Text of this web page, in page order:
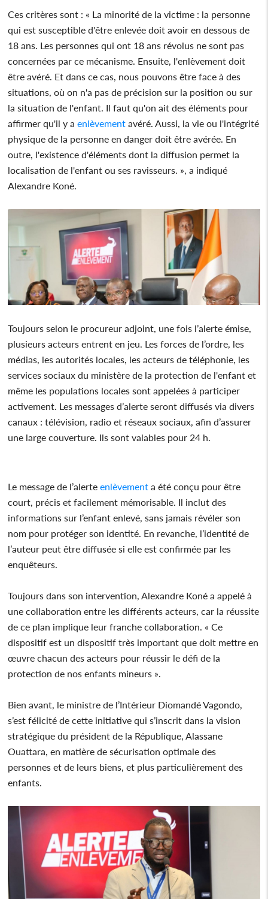
Ces critères sont : « La minorité de la victime : la personne
qui est susceptible d'être enlevée doit avoir en dessous de
18 ans. Les personnes qui ont 18 ans révolus ne sont pas
concernées par ce mécanisme. Ensuite, l'enlèvement doit
être avéré. Et dans ce cas, nous pouvons être face à des
situations, où on n'a pas de précision sur la position ou sur
la situation de l'enfant. Il faut qu'on ait des éléments pour
affirmer qu'il y a enlèvement avéré. Aussi, la vie ou l'intégrité
physique de la personne en danger doit être avérée. En
outre, l'existence d'éléments dont la diffusion permet la
localisation de l'enfant ou ses ravisseurs. », a indiqué
Alexandre Koné.
Toujours selon le procureur adjoint, une fois l’alerte émise,
plusieurs acteurs entrent en jeu. Les forces de l’ordre, les
médias, les autorités locales, les acteurs de téléphonie, les
services sociaux du ministère de la protection de l'enfant et
même les populations locales sont appelées à participer
activement. Les messages d’alerte seront diffusés via divers
canaux : télévision, radio et réseaux sociaux, afin d’assurer
une large couverture. Ils sont valables pour 24 h.
Le message de l’alerte enlèvement a été conçu pour être
court, précis et facilement mémorisable. Il inclut des
informations sur l’enfant enlevé, sans jamais révéler son
nom pour protéger son identité. En revanche, l’identité de
l’auteur peut être diffusée si elle est confirmée par les
enquêteurs.
Toujours dans son intervention, Alexandre Koné a appelé à
une collaboration entre les différents acteurs, car la réussite
de ce plan implique leur franche collaboration. « Ce
dispositif est un dispositif très important que doit mettre en
œuvre chacun des acteurs pour réussir le défi de la
protection de nos enfants mineurs ».
Bien avant, le ministre de l’Intérieur Diomandé Vagondo,
s’est félicité de cette initiative qui s’inscrit dans la vision
stratégique du président de la République, Alassane
Ouattara, en matière de sécurisation optimale des
personnes et de leurs biens, et plus particulièrement des
enfants.